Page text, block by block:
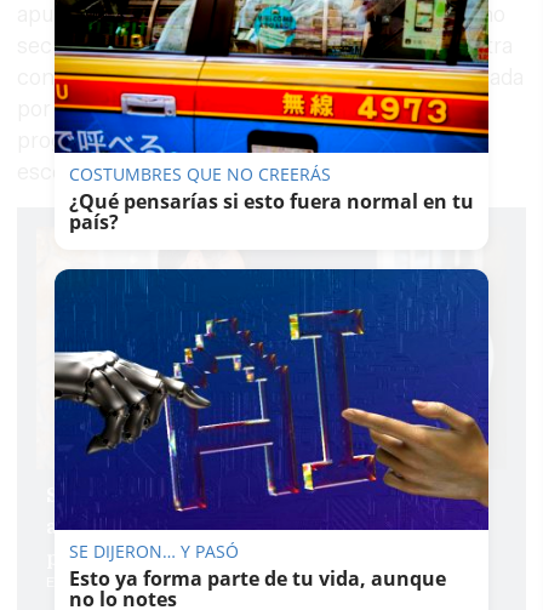
apunta a que numerosas guarderías andaluzas no
secundaron el paro debido a la proximidad de otra
convocatoria prevista para el 11 de mayo impulsada
porFSIE Andalucíaen centros adheridos al
programa autonómico de ayudas para la
escolarización infantil.
Semana 'caliente' en las escuelas infantiles
andaluzas: estos son los servicios mínimos
para las huelgas del 7 y 11 de mayo
Emilio Cabrera
COSTUMBRES QUE NO CREERÁS
¿Qué pensarías si esto fuera normal en tu
país?
SE DIJERON… Y PASÓ
Esto ya forma parte de tu vida, aunque
no lo notes